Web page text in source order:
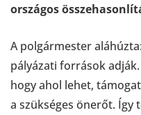
országos
A polgármester
pályázati források
hogy ahol lehet,
a szükséges önerőt. Így